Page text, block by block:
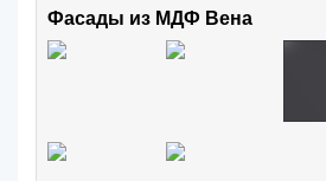
Фасады из МДФ Вена